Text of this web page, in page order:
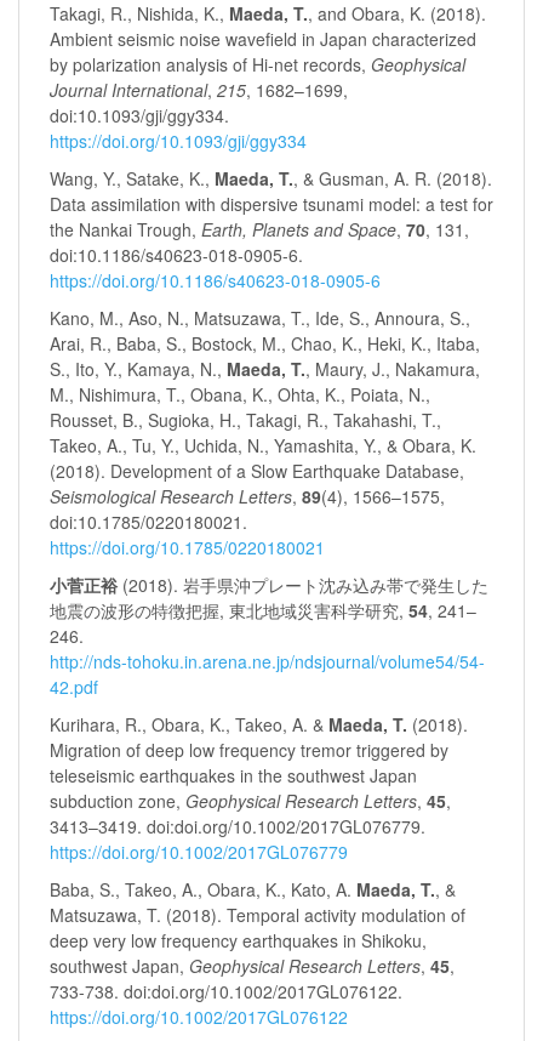
Takagi, R., Nishida, K., Maeda, T., and Obara, K. (2018).
Ambient seismic noise wavefield in Japan characterized
by polarization analysis of Hi-net records, Geophysical
Journal International, 215, 1682–1699,
doi:10.1093/gji/ggy334.
https://doi.org/10.1093/gji/ggy334
Wang, Y., Satake, K., Maeda, T., & Gusman, A. R. (2018).
Data assimilation with dispersive tsunami model: a test for
the Nankai Trough, Earth, Planets and Space, 70, 131,
doi:10.1186/s40623-018-0905-6.
https://doi.org/10.1186/s40623-018-0905-6
Kano, M., Aso, N., Matsuzawa, T., Ide, S., Annoura, S.,
Arai, R., Baba, S., Bostock, M., Chao, K., Heki, K., Itaba,
S., Ito, Y., Kamaya, N., Maeda, T., Maury, J., Nakamura,
M., Nishimura, T., Obana, K., Ohta, K., Poiata, N.,
Rousset, B., Sugioka, H., Takagi, R., Takahashi, T.,
Takeo, A., Tu, Y., Uchida, N., Yamashita, Y., & Obara, K.
(2018). Development of a Slow Earthquake Database,
Seismological Research Letters, 89(4), 1566–1575,
doi:10.1785/0220180021.
https://doi.org/10.1785/0220180021
小菅正裕 (2018). 岩手県沖プレート沈み込み帯で発生した
地震の波形の特徴把握, 東北地域災害科学研究, 54, 241–
246.
http://nds-tohoku.in.arena.ne.jp/ndsjournal/volume54/54-
42.pdf
Kurihara, R., Obara, K., Takeo, A. & Maeda, T. (2018).
Migration of deep low frequency tremor triggered by
teleseismic earthquakes in the southwest Japan
subduction zone, Geophysical Research Letters, 45,
3413–3419. doi:doi.org/10.1002/2017GL076779.
https://doi.org/10.1002/2017GL076779
Baba, S., Takeo, A., Obara, K., Kato, A. Maeda, T., &
Matsuzawa, T. (2018). Temporal activity modulation of
deep very low frequency earthquakes in Shikoku,
southwest Japan, Geophysical Research Letters, 45,
733-738. doi:doi.org/10.1002/2017GL076122.
https://doi.org/10.1002/2017GL076122